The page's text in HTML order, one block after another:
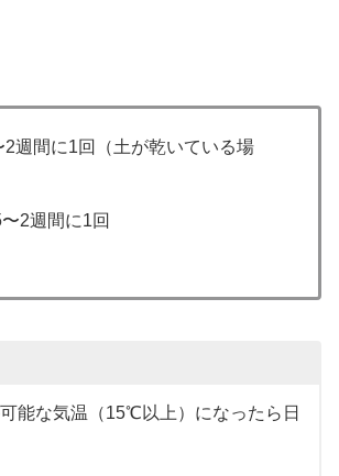
2週間に1回（土が乾いている場
2週間に1回
能な気温（15℃以上）になったら日